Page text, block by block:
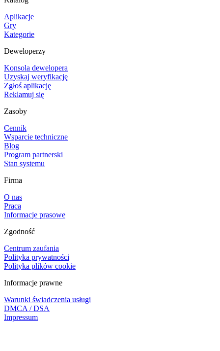
Aplikacje
Gry
Kategorie
Deweloperzy
Konsola dewelopera
Uzyskaj weryfikację
Zgłoś aplikację
Reklamuj się
Zasoby
Cennik
Wsparcie techniczne
Blog
Program partnerski
Stan systemu
Firma
O nas
Praca
Informacje prasowe
Zgodność
Centrum zaufania
Polityka prywatności
Polityka plików cookie
Informacje prawne
Warunki świadczenia usługi
DMCA / DSA
Impressum